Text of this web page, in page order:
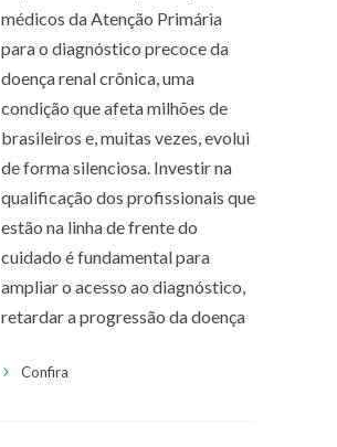
médicos da Atenção Primária
para o diagnóstico precoce da
doença renal crônica, uma
condição que afeta milhões de
brasileiros e, muitas vezes, evolui
de forma silenciosa. Investir na
qualificação dos profissionais que
estão na linha de frente do
cuidado é fundamental para
ampliar o acesso ao diagnóstico,
retardar a progressão da doença
Confira